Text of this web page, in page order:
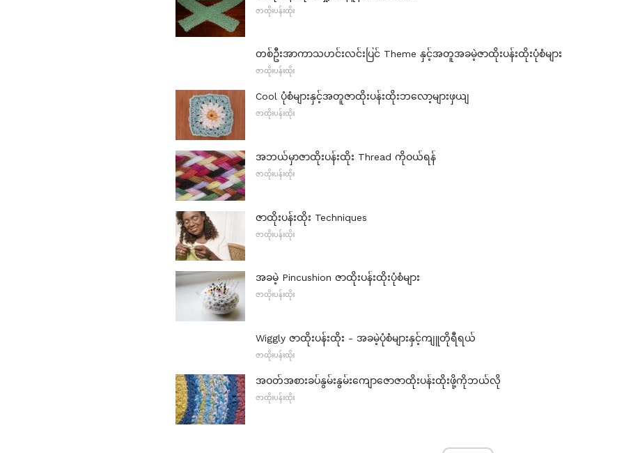
ဇာထိုးပန်းထိုး
တစ်ဦးအာကာသဟင်းလင်းပြင် Theme နှင့်အတူအခမဲ့ဇာထိုးပန်းထိုးပုံစံများ
ဇာထိုးပန်းထိုး
Cool ပုံစံများနှင့်အတူဇာထိုးပန်းထိုးဘလော့များဖှယျ
ဇာထိုးပန်းထိုး
အဘယ်မှာဇာထိုးပန်းထိုး Thread ကိုဝယ်ရန်
ဇာထိုးပန်းထိုး
ဇာထိုးပန်းထိုး Techniques
ဇာထိုးပန်းထိုး
အခမဲ့ Pincushion ဇာထိုးပန်းထိုးပုံစံများ
ဇာထိုးပန်းထိုး
Wiggly ဇာထိုးပန်းထိုး - အခမဲ့ပုံစံများနှင့်ကျူတိုရီရယ်
ဇာထိုးပန်းထိုး
အဝတ်အစားခပ်နွမ်းနွမ်းကျောဇောဇာထိုးပန်းထိုးဖို့ကိုဘယ်လို
ဇာထိုးပန်းထိုး